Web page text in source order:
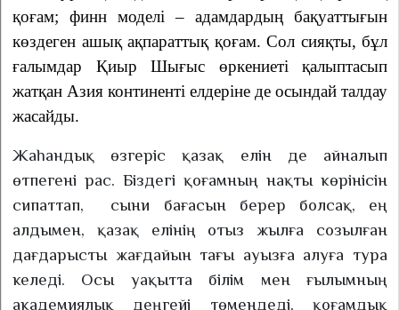
қоғам; финн моделі – адамдардың бақуаттығын
көздеген ашық ақпараттық қоғам. Сол сияқты, бұл
ғалымдар Қиыр Шығыс өркениеті қалыптасып
жатқан Азия континенті елдеріне де осындай талдау
жасайды.
Жаһандық өзгеріс қазақ елін де айналып
өтпегені рас. Біздегі қоғамның нақты көрінісін
сипаттап,
сыни бағасын берер болсақ, ең
алдымен, қазақ елінің отыз жылға созылған
дағдарысты жағдайын тағы ауызға алуға тура
келеді. Осы уақытта білім мен ғылымның
академиялық деңгейі төмендеді, қоғамдық